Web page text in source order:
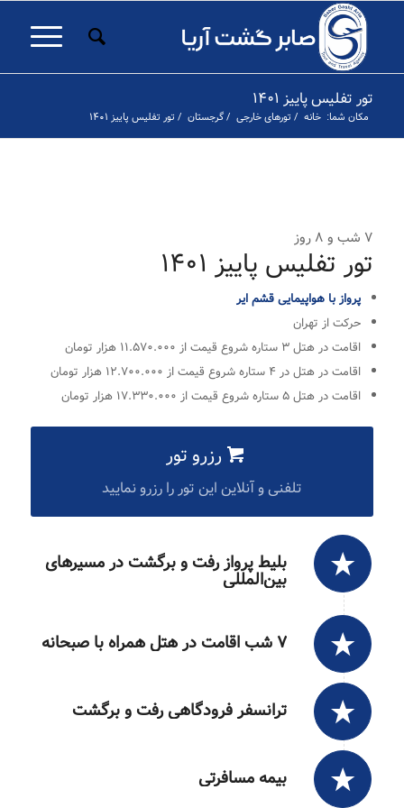
تور تفلیس پاییز ۱۴۰۱
مکان شما: خانه / تورهای خارجی /گرجستان / تور تفلیس پاییز ۱۴۰۱
۷ شب و ۸ روز
تور تفلیس پاییز ۱۴۰۱
پرواز با هواپیمایی قشم ایر
حرکت از تهران
اقامت در هتل ۳ ستاره شروع قیمت از ۱۱.۵۷۰.۰۰۰ هزار تومان
اقامت در هتل در ۴ ستاره شروع قیمت از ۱۲.۷۰۰.۰۰۰‌‌ هزار تومان
اقامت در هتل ۵ ستاره شروع قیمت از ۱۷.۳۳۰.۰۰۰ هزار تومان
رزرو تور
تلفنی و آنلاین این تور را رزرو نمایید
بلیط پرواز رفت و برگشت در مسیرهای
بین‌المللی
۷ شب اقامت در هتل همراه با صبحانه
ترانسفر فرودگاهی رفت و برگشت
بیمه مسافرتی